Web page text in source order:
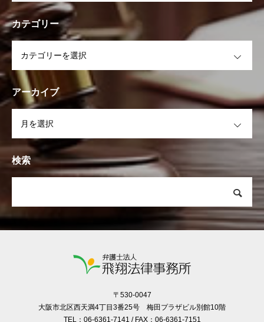
カテゴリー
アーカイブ
検索
〒530-0047
大阪市北区西天満4丁目3番25号 梅田プラザビル別館10階
TEL：06-6361-7141 / FAX：06-6361-7151